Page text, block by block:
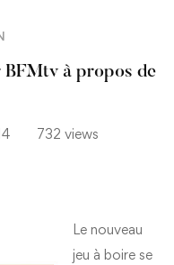
à propos de
732 views
Le nouveau
jeu à boire se